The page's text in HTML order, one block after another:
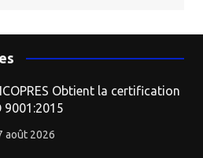
Obtient la certification
9001:2015
août 2026